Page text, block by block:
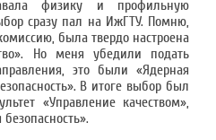
физику и профильную
сразу пал на ИжГТУ. Помню,
была твердо настроена
Но меня убедили подать
это были «Ядерная
В итоге выбор был
«Управление качеством»,